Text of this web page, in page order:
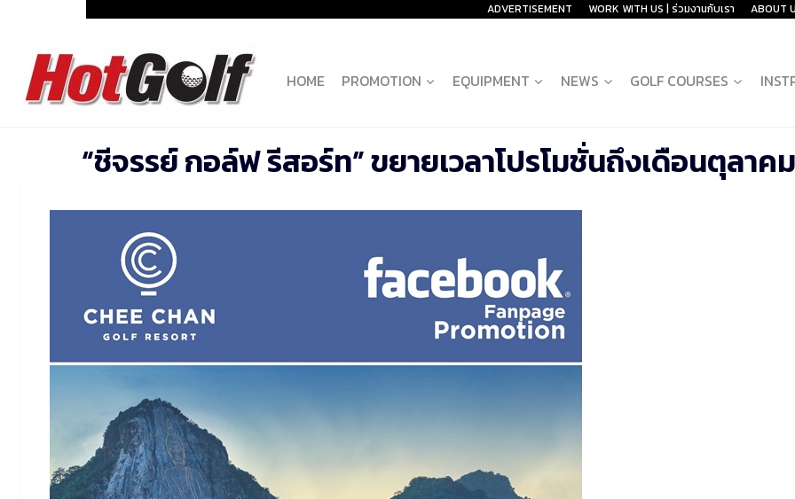
content
ADVERTISEMENT WORK WITH US | ร่วมงานกับเรา ABOUT
HOME PROMOTION EQUIPMENT NEWS GOLF COURSES
“ชีจรรย์ กอล์ฟ รีสอร์ท” ขยายเวลาโปรโมชั่นถึงเดือนตุลาคม